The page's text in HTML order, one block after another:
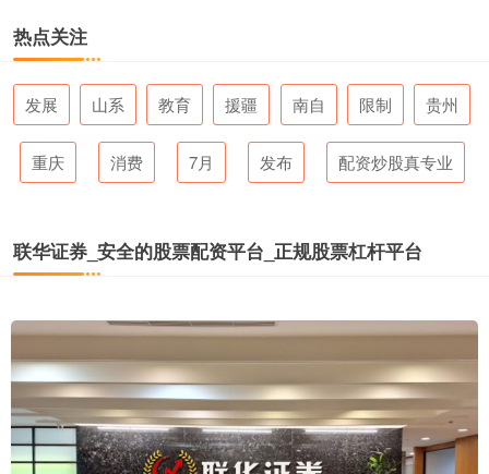
热点关注
发展 山系 教育 援疆 南自 限制 贵州
重庆 消费 7月 发布 配资炒股真专业
联华证券_安全的股票配资平台_正规股票杠杆平台